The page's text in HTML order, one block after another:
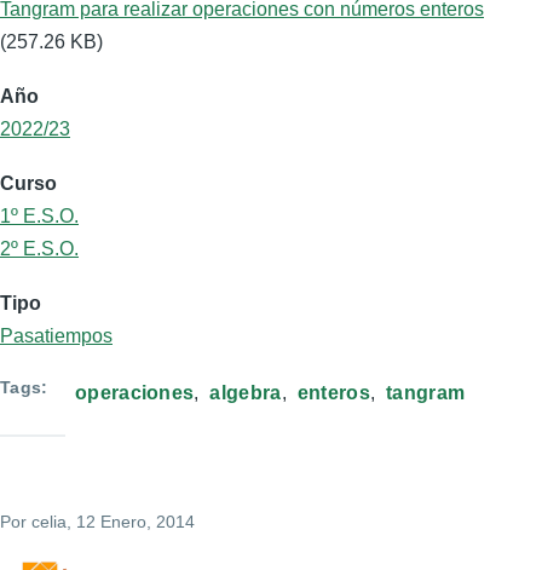
Tangram para realizar operaciones con números enteros
(257.26 KB)
Año
2022/23
Curso
1º E.S.O.
2º E.S.O.
Tipo
Pasatiempos
Tags operaciones algebra enteros tangram
Por celia , 12 Enero, 2014